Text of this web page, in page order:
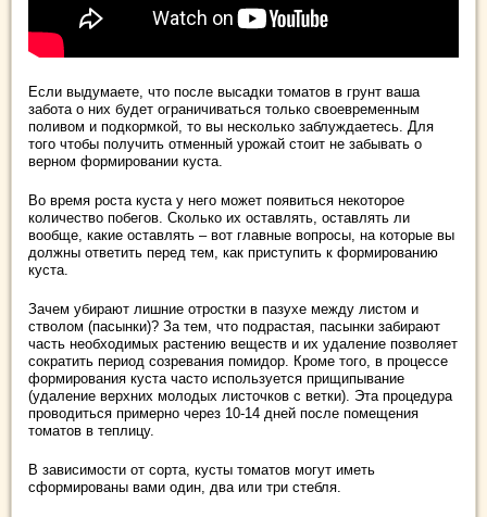
Если выдумаете, что после высадки томатов в грунт ваша
забота о них будет ограничиваться только своевременным
поливом и подкормкой, то вы несколько заблуждаетесь. Для
того чтобы получить отменный урожай стоит не забывать о
верном формировании куста.
Во время роста куста у него может появиться некоторое
количество побегов. Сколько их оставлять, оставлять ли
вообще, какие оставлять – вот главные вопросы, на которые вы
должны ответить перед тем, как приступить к формированию
куста.
Зачем убирают лишние отростки в пазухе между листом и
стволом (пасынки)? За тем, что подрастая, пасынки забирают
часть необходимых растению веществ и их удаление позволяет
сократить период созревания помидор. Кроме того, в процессе
формирования куста часто используется прищипывание
(удаление верхних молодых листочков с ветки). Эта процедура
проводиться примерно через 10-14 дней после помещения
томатов в теплицу.
В зависимости от сорта, кусты томатов могут иметь
сформированы вами один, два или три стебля.